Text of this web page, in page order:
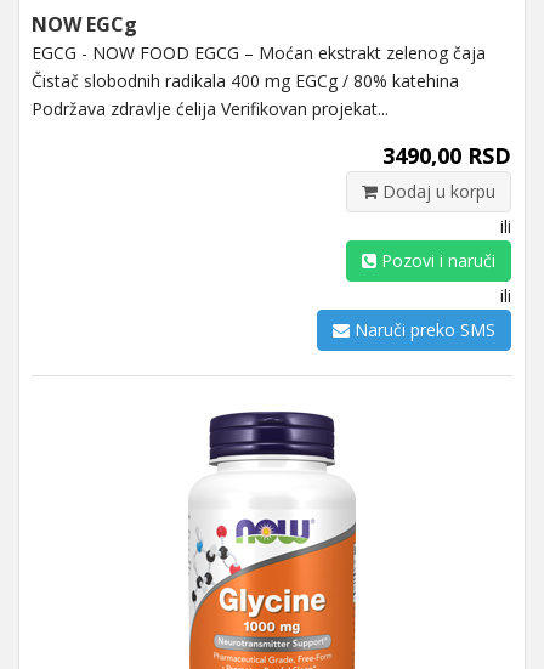
NOW EGCg
EGCG - NOW FOOD EGCG – Moćan ekstrakt zelenog čaja
Čistač slobodnih radikala 400 mg EGCg / 80% katehina
Podržava zdravlje ćelija Verifikovan projekat...
3490,00 RSD
Dodaj u korpu
ili
Pozovi i naruči
ili
Naruči preko SMS